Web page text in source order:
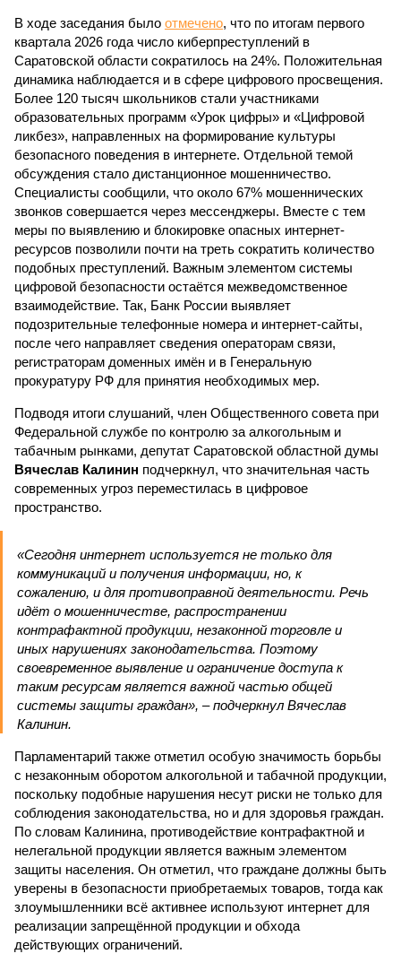
В ходе заседания было отмечено, что по итогам первого
квартала 2026 года число киберпреступлений в
Саратовской области сократилось на 24%. Положительная
динамика наблюдается и в сфере цифрового просвещения.
Более 120 тысяч школьников стали участниками
образовательных программ «Урок цифры» и «Цифровой
ликбез», направленных на формирование культуры
безопасного поведения в интернете. Отдельной темой
обсуждения стало дистанционное мошенничество.
Специалисты сообщили, что около 67% мошеннических
звонков совершается через мессенджеры. Вместе с тем
меры по выявлению и блокировке опасных интернет-
ресурсов позволили почти на треть сократить количество
подобных преступлений. Важным элементом системы
цифровой безопасности остаётся межведомственное
взаимодействие. Так, Банк России выявляет
подозрительные телефонные номера и интернет-сайты,
после чего направляет сведения операторам связи,
регистраторам доменных имён и в Генеральную
прокуратуру РФ для принятия необходимых мер.
Подводя итоги слушаний, член Общественного совета при
Федеральной службе по контролю за алкогольным и
табачным рынками, депутат Саратовской областной думы
Вячеслав Калинин подчеркнул, что значительная часть
современных угроз переместилась в цифровое
пространство.
«Сегодня интернет используется не только для
коммуникаций и получения информации, но, к
сожалению, и для противоправной деятельности. Речь
идёт о мошенничестве, распространении
контрафактной продукции, незаконной торговле и
иных нарушениях законодательства. Поэтому
своевременное выявление и ограничение доступа к
таким ресурсам является важной частью общей
системы защиты граждан», – подчеркнул Вячеслав
Калинин.
Парламентарий также отметил особую значимость борьбы
с незаконным оборотом алкогольной и табачной продукции,
поскольку подобные нарушения несут риски не только для
соблюдения законодательства, но и для здоровья граждан.
По словам Калинина, противодействие контрафактной и
нелегальной продукции является важным элементом
защиты населения. Он отметил, что граждане должны быть
уверены в безопасности приобретаемых товаров, тогда как
злоумышленники всё активнее используют интернет для
реализации запрещённой продукции и обхода
действующих ограничений.